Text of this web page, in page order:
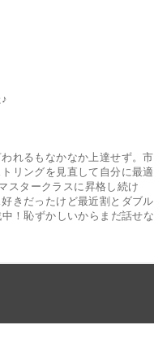
れるもなかなか上達せず。市
リングを見直して自分に最適
タークラスに昇格し続け
きだったけど最近割とダブル
！恥ずかしいからまだ話せな